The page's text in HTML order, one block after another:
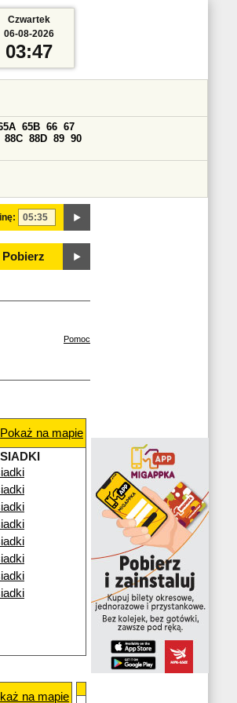
65B 66 67
88C 88D 89 90
Pobierz
Czwartek
06-08-2026
03:47
Pomoc
Pokaż na mapie
na mapie